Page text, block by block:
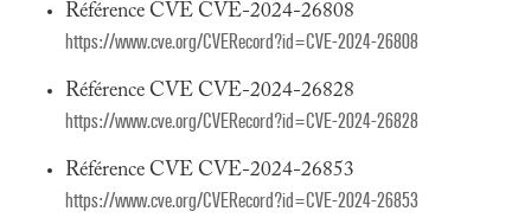
Référence CVE CVE-2024-26808
https://www.cve.org/CVERecord?id=CVE-2024-26808
Référence CVE CVE-2024-26828
https://www.cve.org/CVERecord?id=CVE-2024-26828
Référence CVE CVE-2024-26853
https://www.cve.org/CVERecord?id=CVE-2024-26853